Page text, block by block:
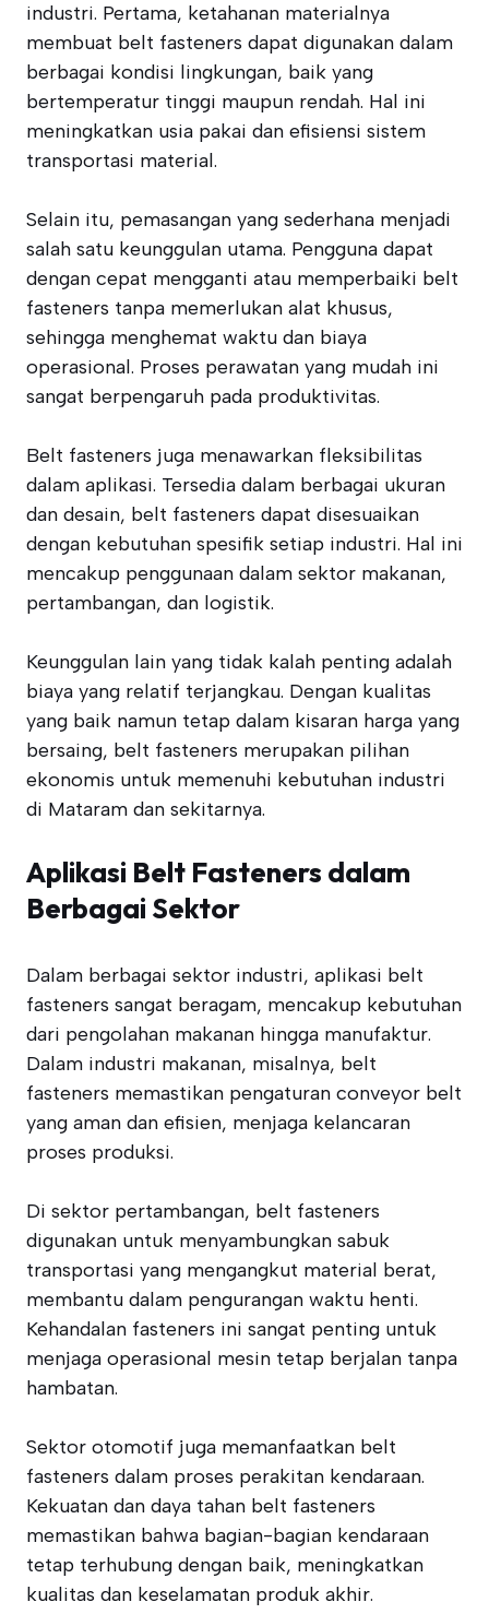
industri. Pertama, ketahanan materialnya
membuat belt fasteners dapat digunakan dalam
berbagai kondisi lingkungan, baik yang
bertemperatur tinggi maupun rendah. Hal ini
meningkatkan usia pakai dan efisiensi sistem
transportasi material.
Selain itu, pemasangan yang sederhana menjadi
salah satu keunggulan utama. Pengguna dapat
dengan cepat mengganti atau memperbaiki belt
fasteners tanpa memerlukan alat khusus,
sehingga menghemat waktu dan biaya
operasional. Proses perawatan yang mudah ini
sangat berpengaruh pada produktivitas.
Belt fasteners juga menawarkan fleksibilitas
dalam aplikasi. Tersedia dalam berbagai ukuran
dan desain, belt fasteners dapat disesuaikan
dengan kebutuhan spesifik setiap industri. Hal ini
mencakup penggunaan dalam sektor makanan,
pertambangan, dan logistik.
Keunggulan lain yang tidak kalah penting adalah
biaya yang relatif terjangkau. Dengan kualitas
yang baik namun tetap dalam kisaran harga yang
bersaing, belt fasteners merupakan pilihan
ekonomis untuk memenuhi kebutuhan industri
di Mataram dan sekitarnya.
Aplikasi Belt Fasteners dalam
Berbagai Sektor
Dalam berbagai sektor industri, aplikasi belt
fasteners sangat beragam, mencakup kebutuhan
dari pengolahan makanan hingga manufaktur.
Dalam industri makanan, misalnya, belt
fasteners memastikan pengaturan conveyor belt
yang aman dan efisien, menjaga kelancaran
proses produksi.
Di sektor pertambangan, belt fasteners
digunakan untuk menyambungkan sabuk
transportasi yang mengangkut material berat,
membantu dalam pengurangan waktu henti.
Kehandalan fasteners ini sangat penting untuk
menjaga operasional mesin tetap berjalan tanpa
hambatan.
Sektor otomotif juga memanfaatkan belt
fasteners dalam proses perakitan kendaraan.
Kekuatan dan daya tahan belt fasteners
memastikan bahwa bagian-bagian kendaraan
tetap terhubung dengan baik, meningkatkan
kualitas dan keselamatan produk akhir.